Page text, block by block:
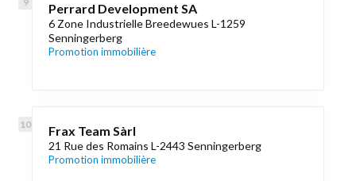
Perrard Development SA
6 Zone Industrielle Breedewues L-1259
Senningerberg
Promotion immobilière
Frax Team Sàrl
21 Rue des Romains L-2443 Senningerberg
Promotion immobilière